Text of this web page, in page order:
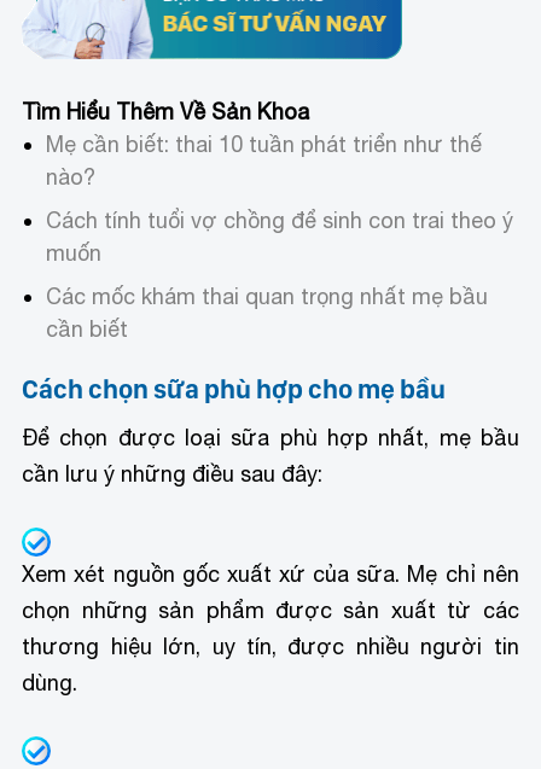
Tìm Hiểu Thêm Về Sản Khoa
Mẹ cần biết: thai 10 tuần phát triển như thế
nào?
Cách tính tuổi vợ chồng để sinh con trai theo ý
muốn
Các mốc khám thai quan trọng nhất mẹ bầu
cần biết
Cách chọn sữa phù hợp cho mẹ bầu
Để chọn được loại sữa phù hợp nhất, mẹ bầu
cần lưu ý những điều sau đây:
Xem xét nguồn gốc xuất xứ của sữa. Mẹ chỉ nên
chọn những sản phẩm được sản xuất từ các
thương hiệu lớn, uy tín, được nhiều người tin
dùng.